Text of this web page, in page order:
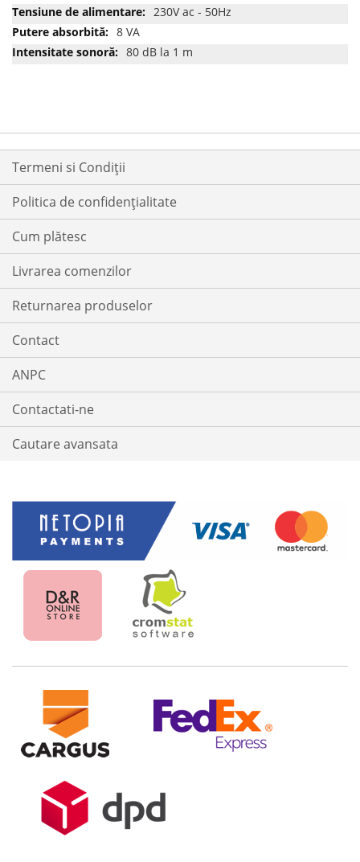
230V ac - 50Hz
8 VA
80 dB la 1 m
Termeni si Condiții
Politica de confidențialitate
Cum plătesc
Livrarea comenzilor
Returnarea produselor
Contact
ANPC
Contactati-ne
Cautare avansata